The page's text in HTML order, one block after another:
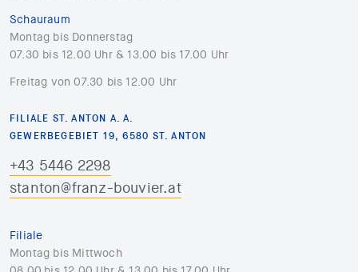
Schauraum
Montag bis Donnerstag
07.30 bis 12.00 Uhr & 13.00 bis 17.00 Uhr
Freitag von 07.30 bis 12.00 Uhr
FILIALE ST. ANTON A. A.
GEWERBEGEBIET 19, 6580 ST. ANTON
+43 5446 2298
stanton@franz-bouvier.at
Filiale
Montag bis Mittwoch